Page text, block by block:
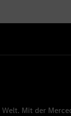
Mit der